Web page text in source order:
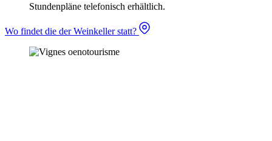
Stundenpläne telefonisch erhältlich.
Wo findet die der Weinkeller statt?